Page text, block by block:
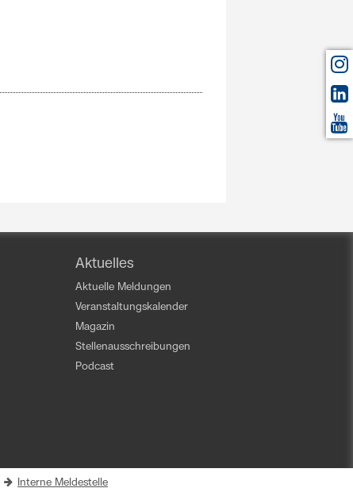
Aktuelles
Aktuelle Meldungen
Veranstaltungskalender
Magazin
Stellenausschreibungen
Podcast
Interne Meldestelle